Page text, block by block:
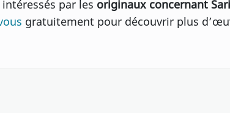
par les originaux concernant
gratuitement pour découvrir plus